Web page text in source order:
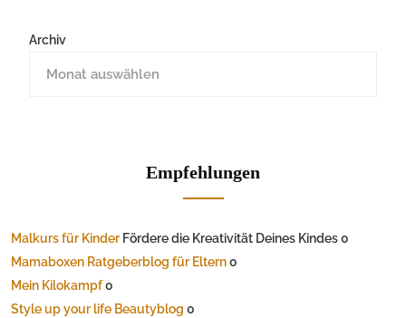
Archiv
Empfehlungen
Malkurs für Kinder Fördere die Kreativität Deines Kindes 0
Mamaboxen Ratgeberblog für Eltern0
Mein Kilokampf0
Style up your life Beautyblog 0